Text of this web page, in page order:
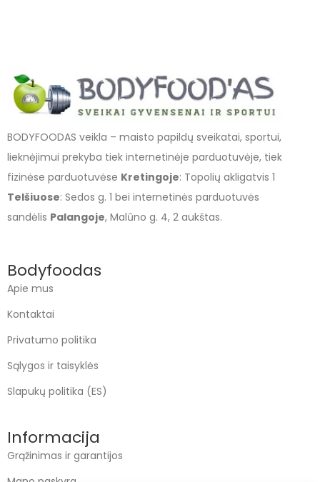
BODYFOODAS veikla – maisto papildų sveikatai, sportui,
lieknėjimui prekyba tiek internetinėje parduotuvėje, tiek
fizinėse parduotuvėse Kretingoje: Topolių akligatvis 1
Telšiuose: Sedos g. 1 bei internetinės parduotuvės
sandėlis Palangoje, Malūno g. 4, 2 aukštas.
Bodyfoodas
Apie mus
Kontaktai
Privatumo politika
Sąlygos ir taisyklės
Slapukų politika (ES)
Informacija
Grąžinimas ir garantijos